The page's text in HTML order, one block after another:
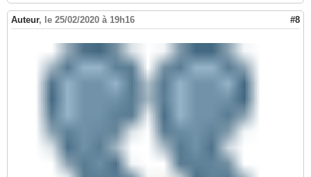
Auteur, le 25/02/2020 à 19h16 #8